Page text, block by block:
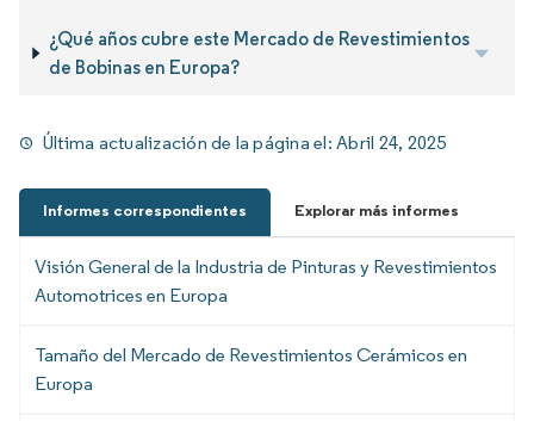
¿Qué años cubre este Mercado de Revestimientos
de Bobinas en Europa?
Última actualización de la página el:Abril 24, 2025
Informes correspondientes Explorar más informes
Visión General de la Industria de Pinturas y Revestimientos
Automotrices en Europa
Tamaño del Mercado de Revestimientos Cerámicos en
Europa